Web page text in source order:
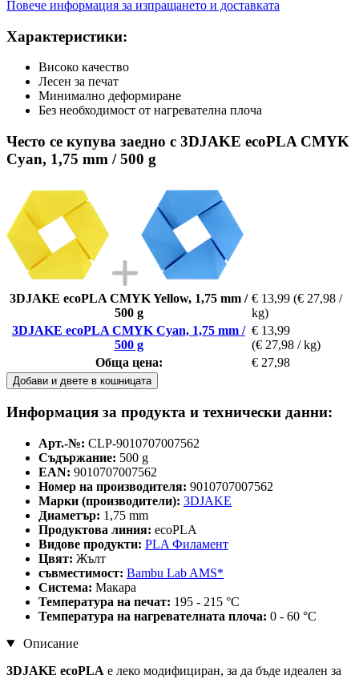
Повече информация за изпращането и доставката
Характеристики:
Високо качество
Лесен за печат
Минимално деформиране
Без необходимост от нагревателна плоча
Често се купува заедно с 3DJAKE ecoPLA CMYK
Cyan, 1,75 mm / 500 g
3DJAKE ecoPLA CMYK Yellow, 1,75 mm /
500 g
€ 13,99 (€ 27,98 /
kg)
3DJAKE ecoPLA CMYK Cyan, 1,75 mm /
500 g
€ 13,99
(€ 27,98 / kg)
Обща цена:
€ 27,98
Добави и двете в кошницата
Информация за продукта и технически данни:
Арт.-№: CLP-9010707007562
Съдържание: 500 g
EAN: 9010707007562
Номер на производителя: 9010707007562
Марки (производители): 3DJAKE
Диаметър: 1,75 mm
Продуктова линия: ecoPLA
Видове продукти: PLA Филамент
Цвят: Жълт
съвместимост: Bambu Lab AMS*
Система: Макара
Температура на печат: 195 - 215 °C
Температура на нагревателната плоча: 0 - 60 °C
Описание
3DJAKE ecoPLA е леко модифициран, за да бъде идеален за